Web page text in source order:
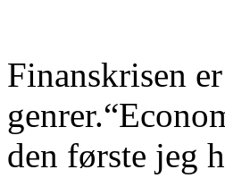
Finanskrisen
den første jeg